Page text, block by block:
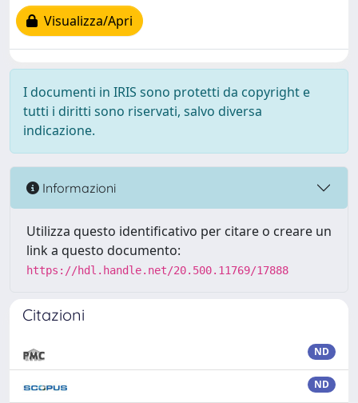
Visualizza/Apri
I documenti in IRIS sono protetti da copyright e
tutti i diritti sono riservati, salvo diversa
indicazione.
Informazioni
Utilizza questo identificativo per citare o creare un
link a questo documento:
https://hdl.handle.net/20.500.11769/17888
Citazioni
ND
ND